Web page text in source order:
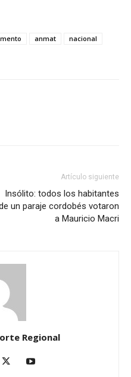
anmat
nacional
Artículo siguiente
Insólito: todos los habitantes
un paraje cordobés votaron
a Mauricio Macri
Regional